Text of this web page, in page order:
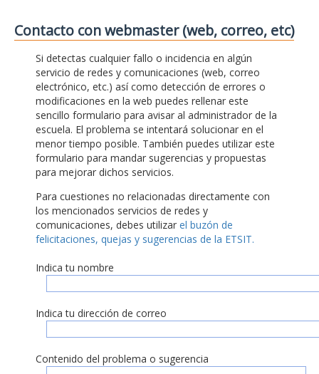
Contacto con webmaster (web, correo, etc)
Si detectas cualquier fallo o incidencia en algún
servicio de redes y comunicaciones (web, correo
electrónico, etc.) así como detección de errores o
modificaciones en la web puedes rellenar este
sencillo formulario para avisar al administrador de la
escuela. El problema se intentará solucionar en el
menor tiempo posible. También puedes utilizar este
formulario para mandar sugerencias y propuestas
para mejorar dichos servicios.
Para cuestiones no relacionadas directamente con
los mencionados servicios de redes y
comunicaciones, debes utilizar el buzón de
felicitaciones, quejas y sugerencias de la ETSIT.
Indica tu nombre
Indica tu dirección de correo
Contenido del problema o sugerencia